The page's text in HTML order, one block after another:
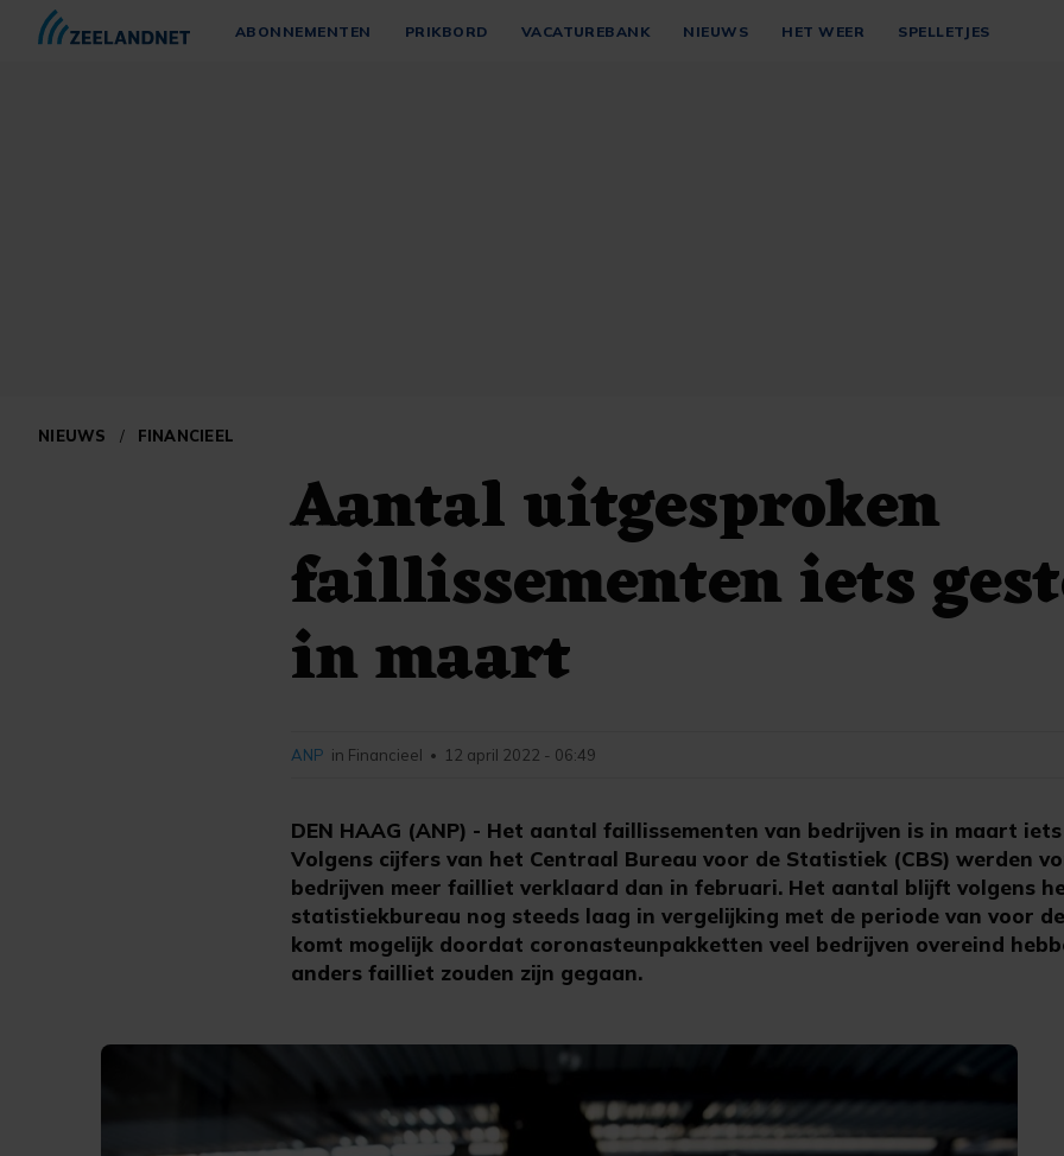
ABONNEMENTEN PRIKBORD VACATUREBANK NIEUWS HET WEER SPELLETJES
NIEUWS / FINANCIEEL
Aantal uitgesproken
faillissementen iets
in maart
DEN HAAG (ANP) - Het aantal faillissementen van bedrijven is in maart
Volgens cijfers van het Centraal Bureau voor de Statistiek (CBS) werden
bedrijven meer failliet verklaard dan in februari. Het aantal blijft volgens
statistiekbureau nog steeds laag in vergelijking met de periode van voor
komt mogelijk doordat coronasteunpakketten veel bedrijven overeind
anders failliet zouden zijn gegaan.
ANP in Financieel • 12 april 2022 - 06:49